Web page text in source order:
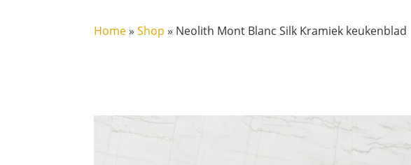
Home»Shop » Neolith Mont Blanc Silk Kramiek keukenblad